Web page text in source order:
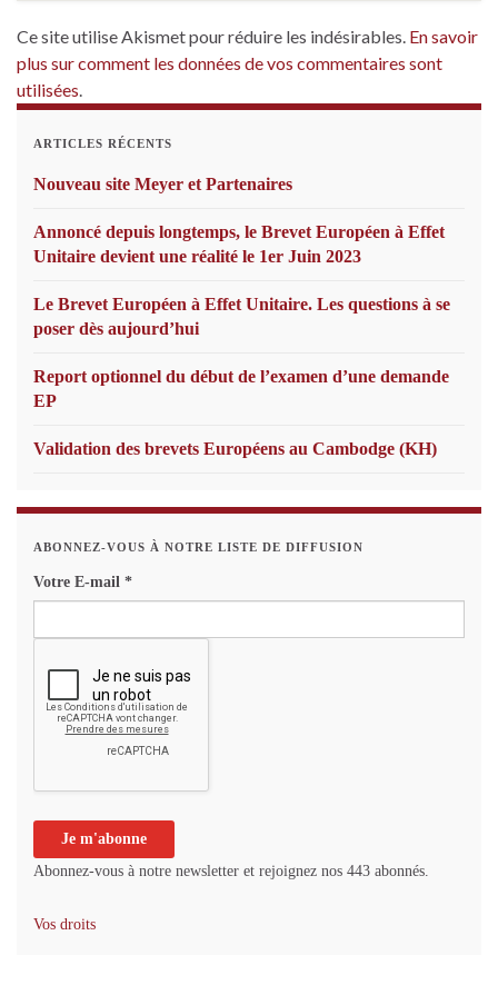
Ce site utilise Akismet pour réduire les indésirables. En savoir
plus sur comment les données de vos commentaires sont
utilisées.
ARTICLES RÉCENTS
Nouveau site Meyer et Partenaires
Annoncé depuis longtemps, le Brevet Européen à Effet
Unitaire devient une réalité le 1er Juin 2023
Le Brevet Européen à Effet Unitaire. Les questions à se
poser dès aujourd’hui
Report optionnel du début de l’examen d’une demande
EP
Validation des brevets Européens au Cambodge (KH)
ABONNEZ-VOUS À NOTRE LISTE DE DIFFUSION
Votre E-mail *
Abonnez-vous à notre newsletter et rejoignez nos 443 abonnés.
Vos droits